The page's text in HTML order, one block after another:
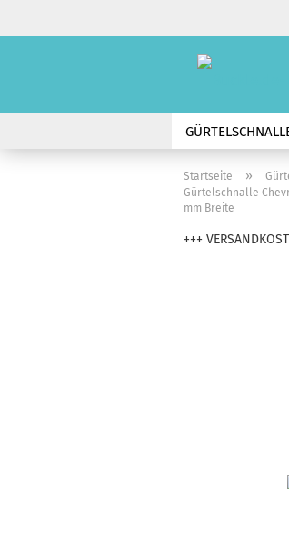
GÜRTEL (74)
Startseite »
Gürtelschnalle
mm Breite
+++